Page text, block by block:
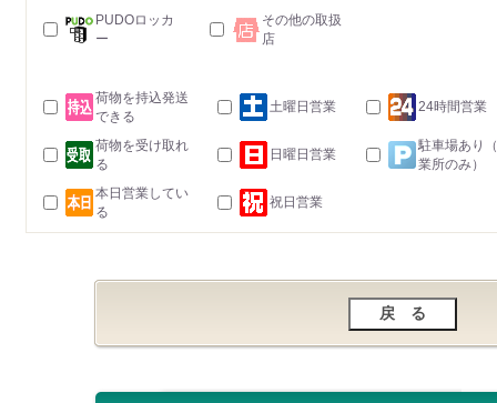
PUDOロッカ
ー
その他の取扱
店
荷物を持込発送
できる
土曜日営業 24時間営業
荷物を受け取れ
る
日曜日営業
駐車場あり
業所のみ）
本日営業してい
る
祝日営業